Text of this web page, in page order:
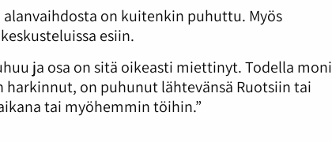
on kuitenkin puhuttu. Myös
esiin.
ja osa on sitä oikeasti miettinyt. Todella moni
harkinnut, on puhunut lähtevänsä Ruotsiin tai
tai myöhemmin töihin.”